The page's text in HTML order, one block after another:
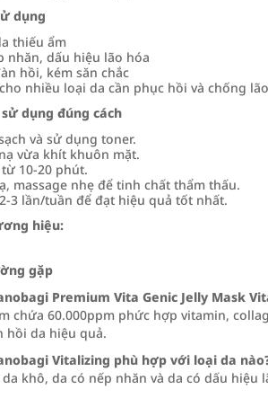
dụng
thiếu ẩm
nhăn, dấu hiệu lão hóa
hồi, kém săn chắc
nhiều loại da cần phục hồi và chống
dụng đúng cách
và sử dụng toner.
vừa khít khuôn mặt.
10-20 phút.
massage nhẹ để tinh chất thẩm thấu.
3 lần/tuần để đạt hiệu quả tốt nhất.
hiệu:
gặp
Premium Vita Genic Jelly Mask
chứa 60.000ppm phức hợp vitamin,
hồi da hiệu quả.
Vitalizing phù hợp với loại da
khô, da có nếp nhăn và da có dấu